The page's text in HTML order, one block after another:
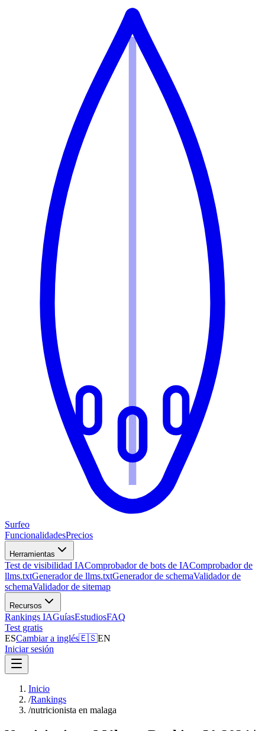
Surfeo
FuncionalidadesPrecios
Herramientas
Test de visibilidad IAComprobador de bots de IAComprobador de
llms.txtGenerador de llms.txtGenerador de schemaValidador de
schemaValidador de sitemap
Recursos
Rankings IAGuíasEstudiosFAQ
Test gratis
ESCambiar a inglés🇪🇸EN
Iniciar sesión
Inicio
/Rankings
/nutricionista en malaga